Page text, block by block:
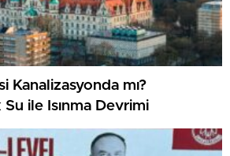
Kanalizasyonda mı?
Su ile Isınma Devrimi